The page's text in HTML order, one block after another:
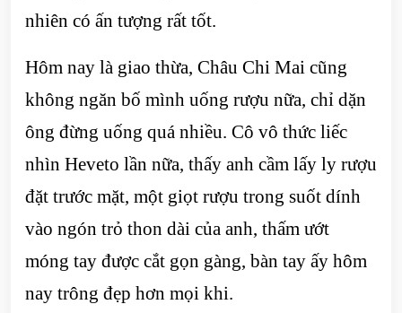
nhiên có ấn tượng rất tốt.
Hôm nay là giao thừa, Châu Chi Mai cũng
không ngăn bố mình uống rượu nữa, chỉ dặn
ông đừng uống quá nhiều. Cô vô thức liếc
nhìn Heveto lần nữa, thấy anh cầm lấy ly rượu
đặt trước mặt, một giọt rượu trong suốt dính
vào ngón trỏ thon dài của anh, thấm ướt
móng tay được cắt gọn gàng, bàn tay ấy hôm
nay trông đẹp hơn mọi khi.